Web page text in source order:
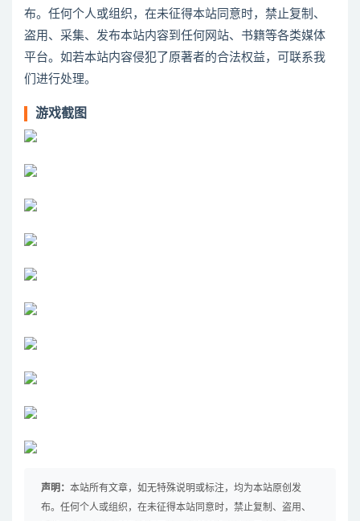
布。任何个人或组织，在未征得本站同意时，禁止复制、
盗用、采集、发布本站内容到任何网站、书籍等各类媒体
平台。如若本站内容侵犯了原著者的合法权益，可联系我
们进行处理。
游戏截图
声明： 本站所有文章，如无特殊说明或标注，均为本站原创发
布。任何个人或组织，在未征得本站同意时，禁止复制、盗用、